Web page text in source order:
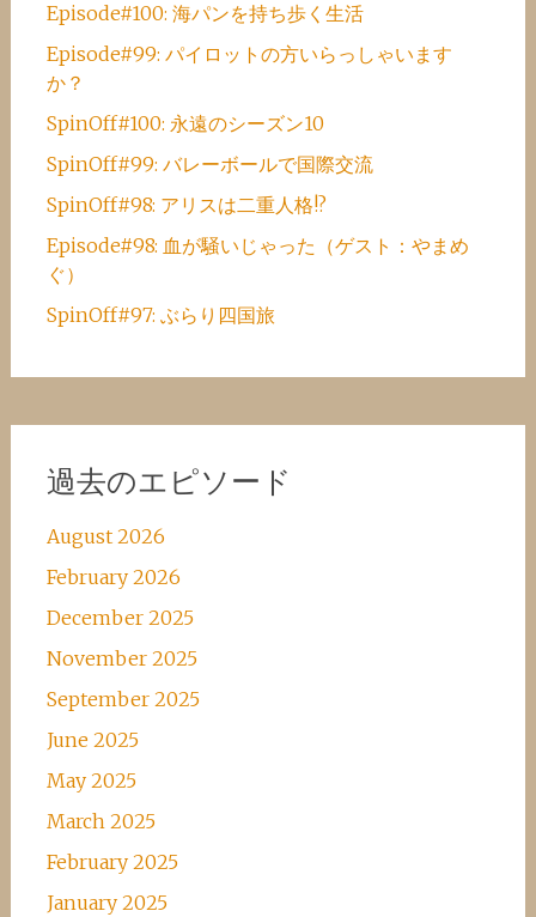
Episode#100: 海パンを持ち歩く生活
Episode#99: パイロットの方いらっしゃいます
か？
SpinOff#100: 永遠のシーズン10
SpinOff#99: バレーボールで国際交流
SpinOff#98: アリスは二重人格!?
Episode#98: 血が騒いじゃった（ゲスト：やまめ
ぐ）
SpinOff#97: ぶらり四国旅
過去のエピソード
August 2026
February 2026
December 2025
November 2025
September 2025
June 2025
May 2025
March 2025
February 2025
January 2025